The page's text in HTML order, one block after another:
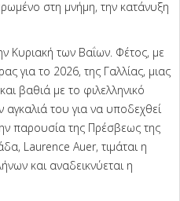
στη μνήμη, την κατάνυξη
Κυριακή των Βαΐων. Φέτος, με
για το 2026, της Γαλλίας, μιας
βαθιά με το φιλελληνικό
αγκαλιά του για να υποδεχθεί
παρουσία της Πρέσβεως της
Laurence Auer, τιμάται η
και αναδεικνύεται η